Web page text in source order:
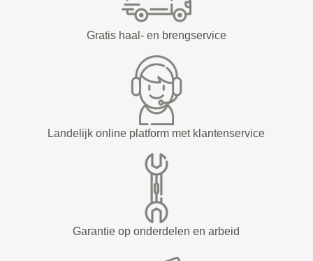
Gratis haal- en brengservice
Landelijk online platform met klantenservice
Garantie op onderdelen en arbeid